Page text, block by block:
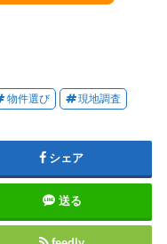
物件選び 現地調査
シェア
送る